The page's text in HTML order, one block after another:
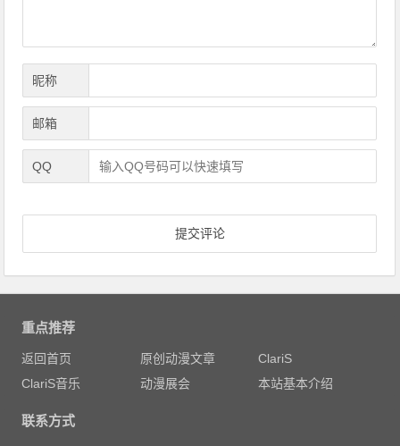
昵称
邮箱
QQ
重点推荐
返回首页 原创动漫文章
ClariS
ClariS音乐
动漫展会 本站基本介绍
联系方式